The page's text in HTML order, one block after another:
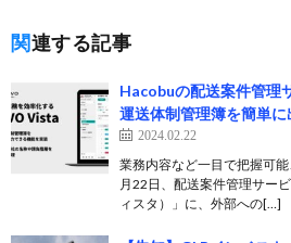
関連する記事
Hacobuの配送案件管理
運送体制管理簿を簡単
2024.02.22
業務内容など一目で把握可
月22日、配送案件管理サー
ィスタ）」に、外部への[…]